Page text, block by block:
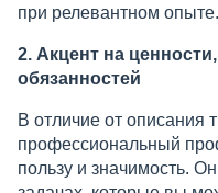
при релевантном опыте.
2. Акцент на
обязанностей
В отличие от описания
профессиональный
пользу и значимость.